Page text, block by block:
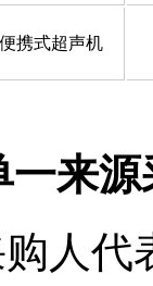
便携式超声机
来
人代